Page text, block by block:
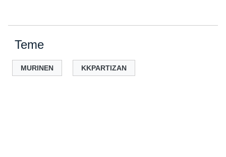
Teme
MURINEN KKPARTIZAN